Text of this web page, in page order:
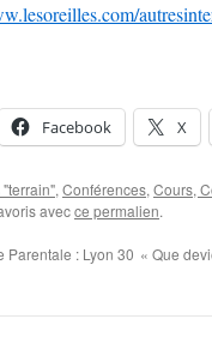
Facebook X
, Conférences, Cours,
avecce permalien.
Parentale : Lyon 30 « Que